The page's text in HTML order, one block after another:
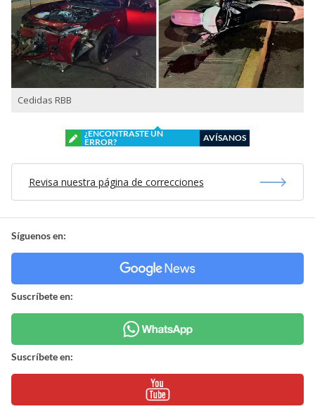
Cedidas RBB
¿ENCONTRASTE UN
ERROR?
AVÍSANOS
Revisa nuestra página de correcciones
Síguenos en:
Suscríbete en:
Suscríbete en: